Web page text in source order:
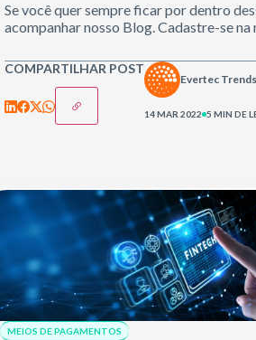
Se você quer sempre ficar por dentro
acompanhar nosso Blog. Cadastre-se na
COMPARTILHAR POST
Evertec Trends
14 MAR 2022 5 MIN DE
MEIOS DE PAGAMENTOS